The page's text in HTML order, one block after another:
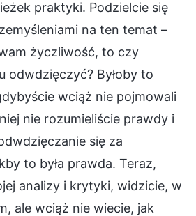
praktyki. Podzielcie się
na ten temat –
życzliwość, to czy
odwdzięczyć? Byłoby to
wciąż nie pojmowali
nie rozumieliście prawdy i
się za
to była prawda. Teraz,
analizy i krytyki, widzicie, w
ale wciąż nie wiecie, jak